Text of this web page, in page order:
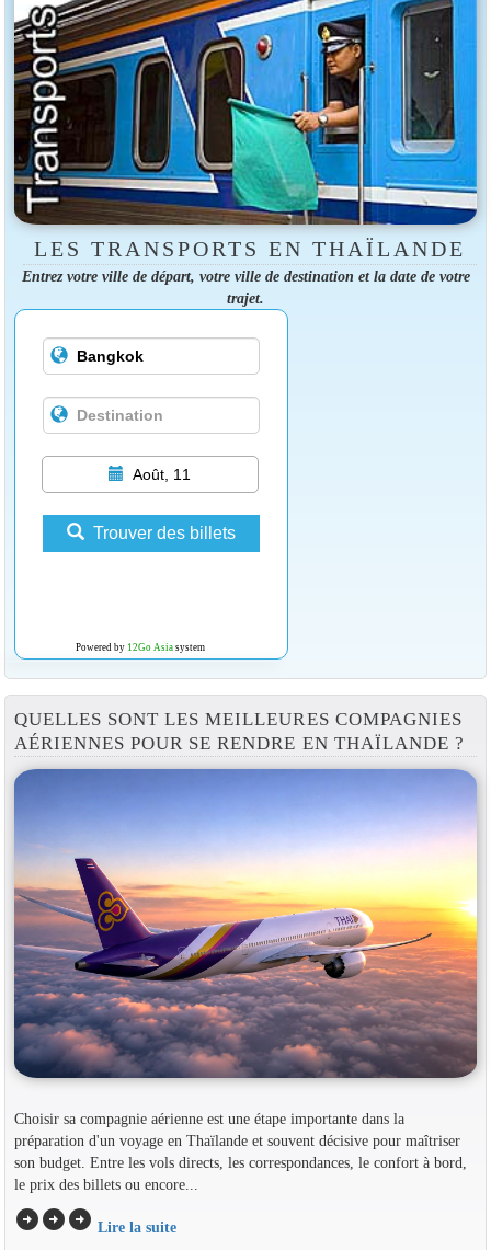
LES TRANSPORTS EN THAÏLANDE
Entrez votre ville de départ, votre ville de destination et la date de votre
trajet.
Août, 11
Trouver des billets
Powered by 12Go Asiasystem
QUELLES SONT LES MEILLEURES COMPAGNIES
AÉRIENNES POUR SE RENDRE EN THAÏLANDE ?
Choisir sa compagnie aérienne est une étape importante dans la
préparation d'un voyage en Thaïlande et souvent décisive pour maîtriser
son budget. Entre les vols directs, les correspondances, le confort à bord,
le prix des billets ou encore...
arrow_circle_rightarrow_circle_rightarrow_circle_right Lire la suite